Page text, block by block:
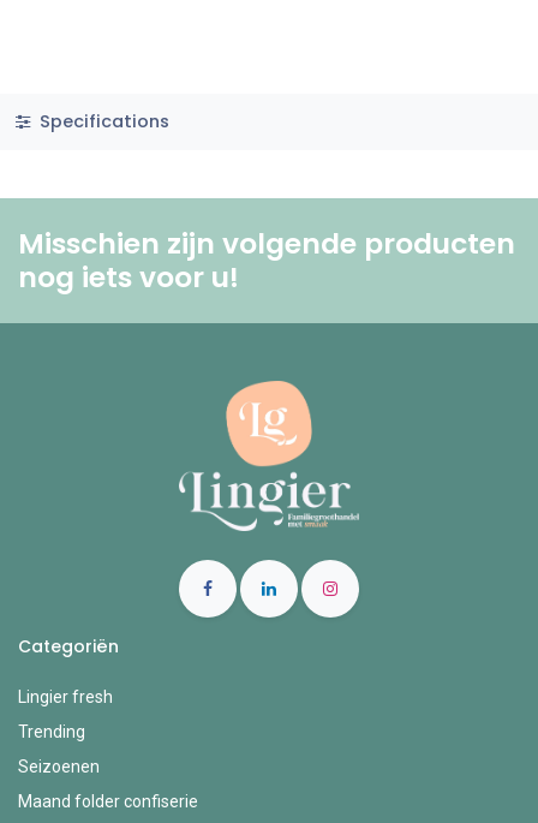
Specifications
Misschien zijn volgende producten
nog iets voor u! ​
Categoriën
Lingier fresh
Trending
Seizoenen
Maand folder confiserie